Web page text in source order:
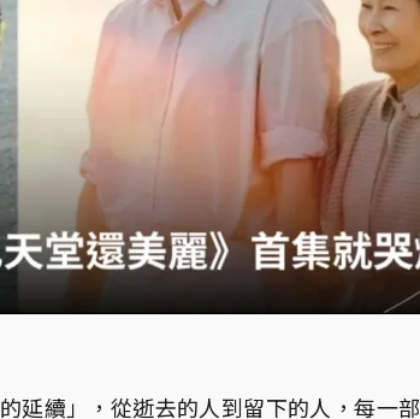
延續」，從逝去的人到留下的人，每一部